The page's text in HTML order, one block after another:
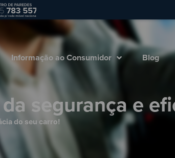
Informação ao Consumidor Blog
Marcação Online Informação ao
segurança e
do seu carro!